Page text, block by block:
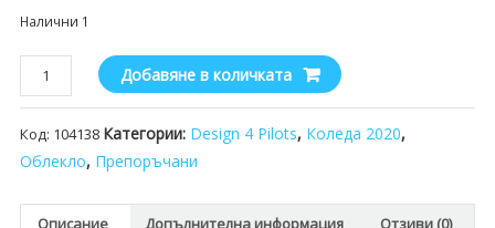
Налични 1
количество
за
с
козирка
Добавяне в количката
Код: 104138 Категории: Design 4 Pilots, Коледа 2020,
Облекло, Препоръчани
Описание Допълнителна информация Отзиви (0)